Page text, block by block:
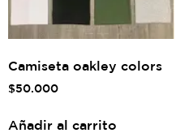
Camiseta oakley colors
$50.000
Añadir al carrito